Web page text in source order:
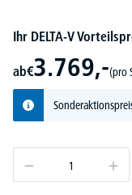
Ihr DELTA-V
ab€3.769,-(pro